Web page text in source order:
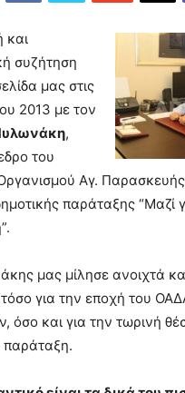
και
συζήτηση
μας στις
2013 με τον
,
του
Αγ.
παράταξης “Μαζί
μας μίλησε ανοιχτά
για την εποχή του
όσο και για την τωρινή
παράταξη.